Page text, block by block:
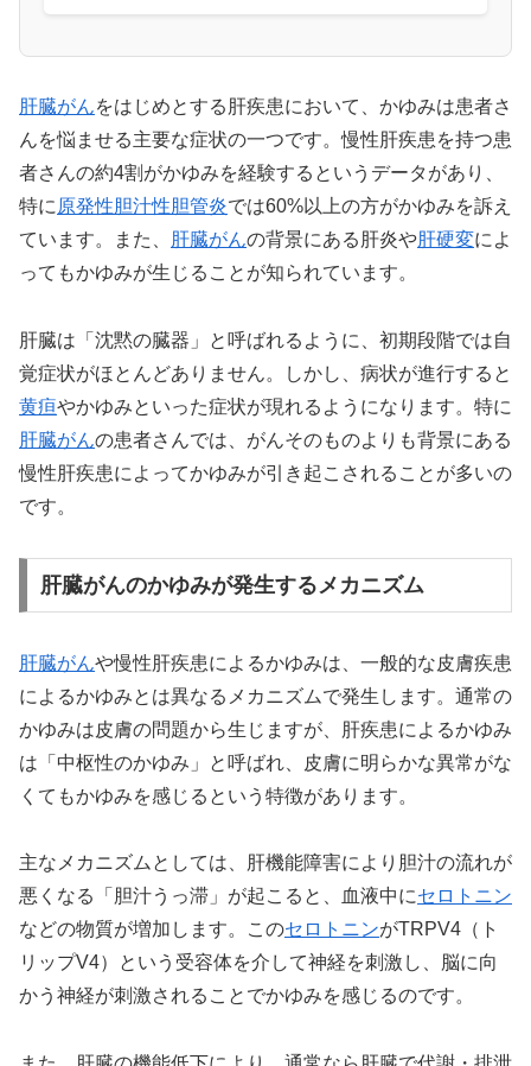
肝臓がんをはじめとする肝疾患において、かゆみは患者さ
んを悩ませる主要な症状の一つです。慢性肝疾患を持つ患
者さんの約4割がかゆみを経験するというデータがあり、
特に 原発性胆汁性胆管炎では60%以上の方がかゆみを訴え
ています。また、
肝臓がんの背景にある肝炎や肝硬変によ
ってもかゆみが生じることが知られています。
肝臓は「沈黙の臓器」と呼ばれるように、初期段階では自
覚症状がほとんどありません。しかし、病状が進行すると
黄疸やかゆみといった症状が現れるようになります。特に
肝臓がんの患者さんでは、がんそのものよりも背景にある
慢性肝疾患によってかゆみが引き起こされることが多いの
です。
肝臓がんのかゆみが発生するメカニズム
肝臓がんや慢性肝疾患によるかゆみは、一般的な皮膚疾患
によるかゆみとは異なるメカニズムで発生します。通常の
かゆみは皮膚の問題から生じますが、肝疾患によるかゆみ
は「中枢性のかゆみ」と呼ばれ、皮膚に明らかな異常がな
くてもかゆみを感じるという特徴があります。
主なメカニズムとしては、肝機能障害により胆汁の流れが
悪くなる「胆汁うっ滞」が起こると、血液中にセロトニン
などの物質が増加します。このセロトニンがTRPV4（ト
リップV4）という受容体を介して神経を刺激し、脳に向
かう神経が刺激されることでかゆみを感じるのです。